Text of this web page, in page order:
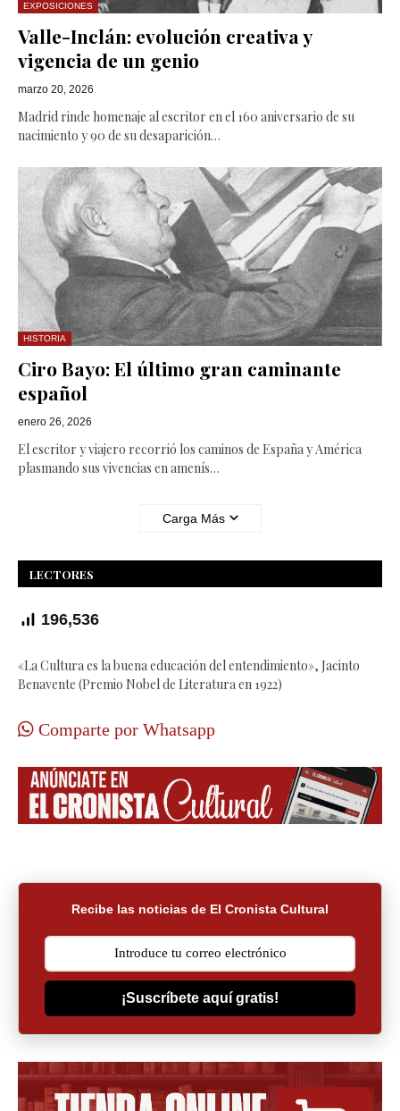
EXPOSICIONES
Valle-Inclán: evolución creativa y
vigencia de un genio
marzo 20, 2026
Madrid rinde homenaje al escritor en el 160 aniversario de su
nacimiento y 90 de su desaparición…
HISTORIA
Ciro Bayo: El último gran caminante
español
enero 26, 2026
El escritor y viajero recorrió los caminos de España y América
plasmando sus vivencias en amenís…
Carga Más
LECTORES
196,536
«La Cultura es la buena educación del entendimiento», Jacinto
Benavente (Premio Nobel de Literatura en 1922)
Comparte por Whatsapp
Recibe las noticias de El Cronista Cultural
¡Suscríbete aquí gratis!